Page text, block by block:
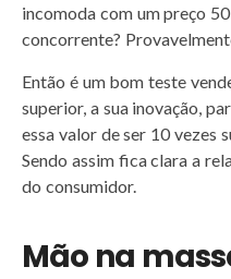
incomoda com um preço
concorrente?
Então é um bom teste
superior, a sua inovação,
essa valor de ser 10 vezes
Sendo assim fica clara a
do consumidor.
Mão na